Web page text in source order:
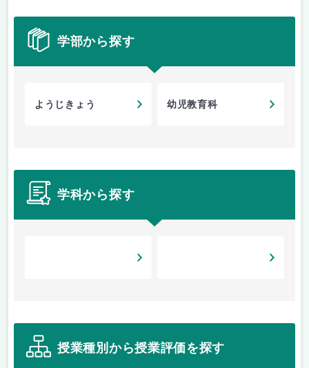
学部から探す
ようじきょう 幼児教育科
学科から探す
授業種別から授業評価を探す